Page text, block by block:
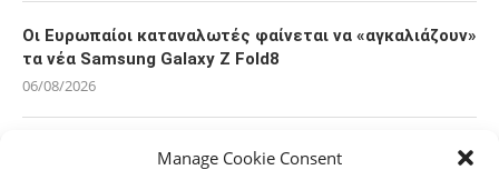
Manage Cookie Consent
Οι Ευρωπαίοι καταναλωτές φαίνεται να «αγκαλιάζουν»
τα νέα Samsung Galaxy Z Fold8
06/08/2026
Οι χρήστες Mac είναι περισσότερο εκτεθειμένοι σε